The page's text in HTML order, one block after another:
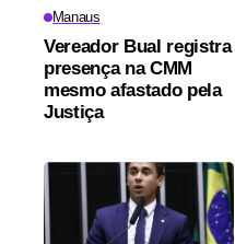
Manaus
Vereador Bual registra
presença na CMM
mesmo afastado pela
Justiça